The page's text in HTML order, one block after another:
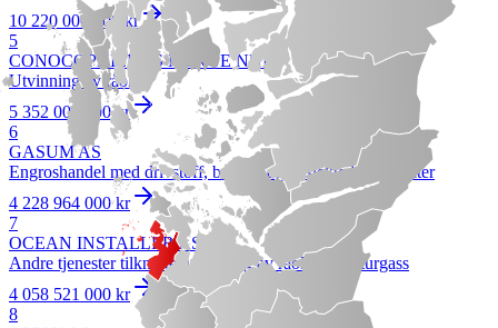
10 220 000 000 kr
5
CONOCOPHILLIPS NORGE NUF
Utvinning av råolje
5 352 000 000 kr
6
GASUM AS
Engroshandel med drivstoff, brensel og beslektede produkter
4 228 964 000 kr
7
OCEAN INSTALLER AS
Andre tjenester tilknyttet utvinning av råolje og naturgass
4 058 521 000 kr
8